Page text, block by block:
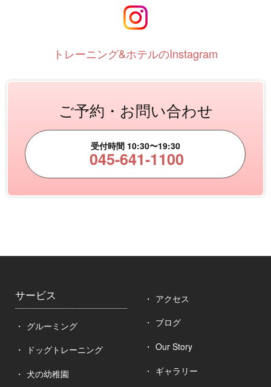
トレーニング&ホテルのInstagram
ご予約・お問い合わせ
受付時間 10:30〜19:30
045-641-1100
サービス
グルーミング
ドッグトレーニング
犬の幼稚園
アクセス
ブログ
Our Story
ギャラリー